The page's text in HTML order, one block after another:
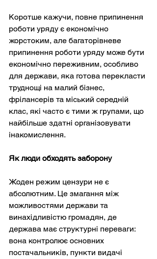
Коротше кажучи, повне припинення
роботи уряду є економічно
жорстоким, але багаторівневе
припинення роботи уряду може бути
економічно переживним, особливо
для держави, яка готова перекласти
труднощі на малий бізнес,
фрілансерів та міський середній
клас, які часто є тими ж групами, що
найбільше здатні організовувати
інакомислення.
Як люди обходять заборону
Жоден режим цензури не є
абсолютним. Це змагання між
можливостями держави та
винахідливістю громадян, де
держава має структурні переваги:
вона контролює основних
постачальників, пункти видачі